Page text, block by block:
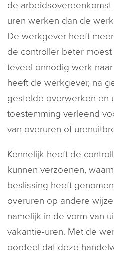
de
uren werken dan de
De werkgever heeft
de controller beter
teveel onnodig werk
heeft de werkgever, na
gestelde overwerken en
toestemming verleend
van overuren of
Kennelijk heeft de
kunnen verzoenen,
beslissing heeft
overuren op andere
namelijk in de vorm van
vakantie-uren. Met de
oordeel dat deze